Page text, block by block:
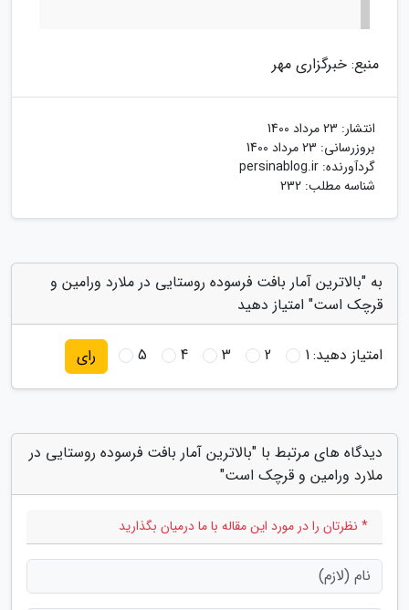
منبع: خبرگزاری مهر
انتشار: 23 مرداد 1400
بروزرسانی: 23 مرداد 1400
گردآورنده: persinablog.ir
شناسه مطلب: 232
به "بالاترین آمار بافت فرسوده روستایی در ملارد ورامین و
قرچک است" امتیاز دهید
امتیاز دهید:1
2
3
4
5 رای
دیدگاه های مرتبط با "بالاترین آمار بافت فرسوده روستایی در
ملارد ورامین و قرچک است"
* نظرتان را در مورد این مقاله با ما درمیان بگذارید